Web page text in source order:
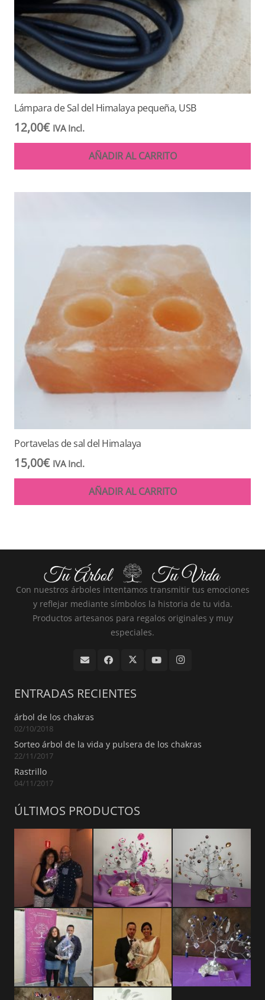
Lámpara de Sal del Himalaya pequeña, USB
12,00€ IVA Incl.
AÑADIR AL CARRITO
Portavelas de sal del Himalaya
15,00€ IVA Incl.
AÑADIR AL CARRITO
Con nuestros árboles intentamos transmitir tus emociones
y reflejar mediante símbolos la historia de tu vida.
Productos artesanos para regalos originales y muy
especiales.
ENTRADAS RECIENTES
árbol de los chakras
02/10/2018
Sorteo árbol de la vida y pulsera de los chakras
22/11/2017
Rastrillo
04/11/2017
ÚLTIMOS PRODUCTOS